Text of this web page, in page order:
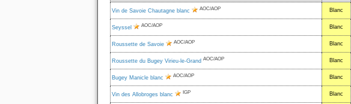
Vin de Savoie Chautagne blanc AOC/AOP Blanc
Seyssel AOC/AOP Blanc
Roussette de Savoie AOC/AOP Blanc
Roussette du Bugey Virieu-le-Grand AOC/AOP Blanc
Bugey Manicle blanc AOC/AOP Blanc
Vin des Allobroges blanc IGP Blanc